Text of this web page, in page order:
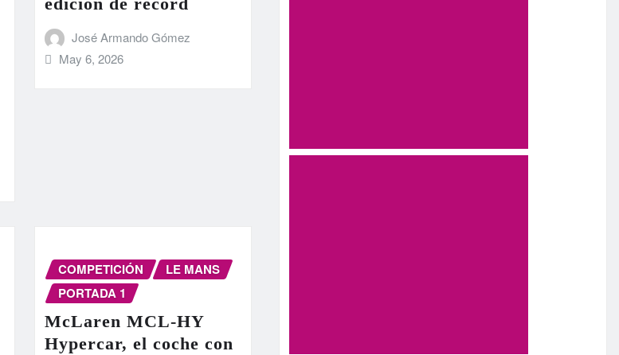
José Armando Gómez
May 6, 2026
COMPETICIÓN
LE MANS
PORTADA 1
McLaren MCL-HY
Hypercar, el coche con